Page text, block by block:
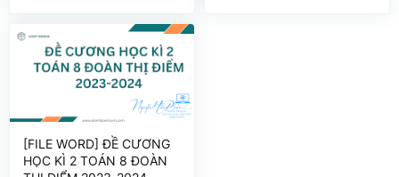
[FILE WORD] ĐỀ CƯƠNG
HỌC KÌ 2 TOÁN 8 ĐOÀN